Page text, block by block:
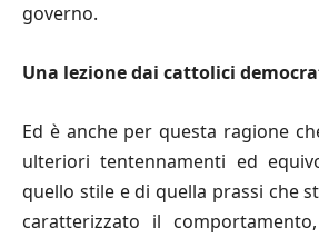
governo.
Una lezione dai cattolici
Ed è anche per questa ragione
ulteriori tentennamenti ed
quello stile e di quella prassi che
caratterizzato il